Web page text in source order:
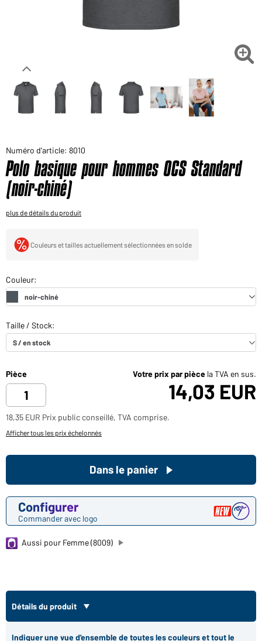

Numéro d'article: 8010
Polo basique pour hommes OCS Standard
(noir-chiné)
plus de détails du produit
Couleurs et tailles actuellement sélectionnées en solde
Pièce Votre prix par pièce la TVA en sus.
14,03 EUR
18,35 EUR Prix public conseillé, TVA comprise.
Afficher tous les prix échelonnés
Configurer
Commander avec logo
Dans le panier
Aussi pour Femme (8009)
Détails du produit
Indiquer une vue d'ensemble de toutes les couleurs et tout le